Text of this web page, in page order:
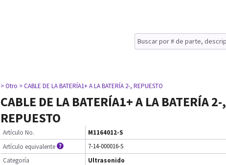
> Otro > CABLE DE LA BATERÍA1+ A LA BATERÍA 2-, REPUESTO
CABLE DE LA BATERÍA1+ A LA BATERÍA 2-,
REPUESTO
Artículo No.
M1164012-S
Artículo equivalente
7-14-000016-S
Categoría
Ultrasonido